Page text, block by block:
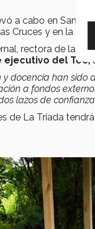
a cabo en
Cruces y en la
rectora de la
ejecutivo del Tec,
y docencia han
a fondos
lazos de
de La Tríada